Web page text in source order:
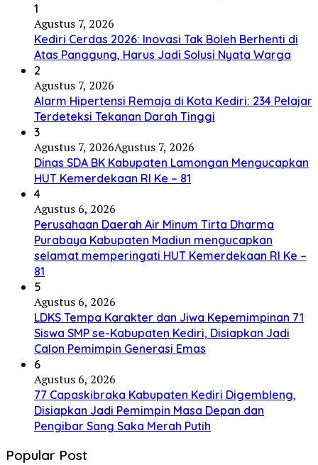
1
Agustus 7, 2026
Kediri Cerdas 2026: Inovasi Tak Boleh Berhenti di
Atas Panggung, Harus Jadi Solusi Nyata Warga
2
Agustus 7, 2026
Alarm Hipertensi Remaja di Kota Kediri: 234 Pelajar
Terdeteksi Tekanan Darah Tinggi
3
Agustus 7, 2026Agustus 7, 2026
Dinas SDA BK Kabupaten Lamongan Mengucapkan
HUT Kemerdekaan RI Ke – 81
4
Agustus 6, 2026
Perusahaan Daerah Air Minum Tirta Dharma
Purabaya Kabupaten Madiun mengucapkan
selamat memperingati HUT Kemerdekaan RI Ke –
81
5
Agustus 6, 2026
LDKS Tempa Karakter dan Jiwa Kepemimpinan 71
Siswa SMP se-Kabupaten Kediri, Disiapkan Jadi
Calon Pemimpin Generasi Emas
6
Agustus 6, 2026
77 Capaskibraka Kabupaten Kediri Digembleng,
Disiapkan Jadi Pemimpin Masa Depan dan
Pengibar Sang Saka Merah Putih
Popular Post